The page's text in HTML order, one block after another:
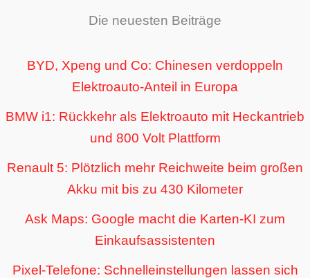
Die neuesten Beiträge
BYD, Xpeng und Co: Chinesen verdoppeln
Elektroauto-Anteil in Europa
BMW i1: Rückkehr als Elektroauto mit Heckantrieb
und 800 Volt Plattform
Renault 5: Plötzlich mehr Reichweite beim großen
Akku mit bis zu 430 Kilometer
Ask Maps: Google macht die Karten-KI zum
Einkaufsassistenten
Pixel-Telefone: Schnelleinstellungen lassen sich